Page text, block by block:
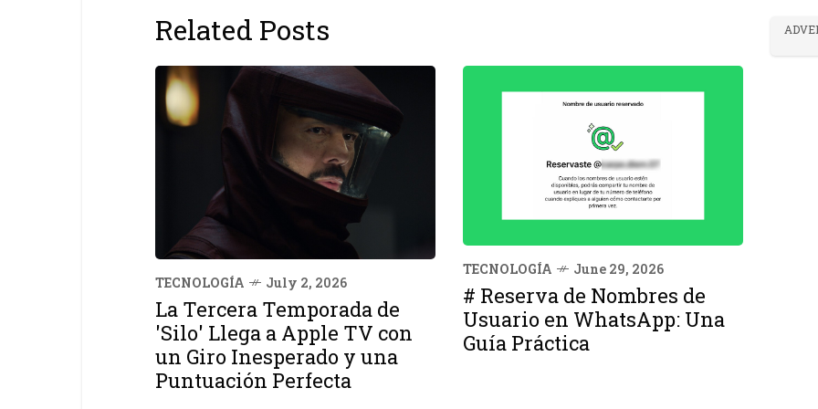
Related Posts
TECNOLOGÍA July 2, 2026
La Tercera Temporada de
'Silo' Llega a Apple TV con
un Giro Inesperado y una
Puntuación Perfecta
TECNOLOGÍA June 29, 2026
# Reserva de Nombres de
Usuario en WhatsApp: Una
Guía Práctica